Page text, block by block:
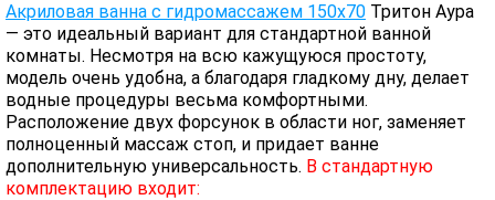
Акриловая ванна с гидромассажем 150х70 Тритон Аура
— это идеальный вариант для стандартной ванной
комнаты. Несмотря на всю кажущуюся простоту,
модель очень удобна, а благодаря гладкому дну, делает
водные процедуры весьма комфортными.
Расположение двух форсунок в области ног, заменяет
полноценный массаж стоп, и придает ванне
дополнительную универсальность. В стандартную
комплектацию входит: